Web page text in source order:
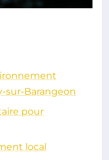
sur-Barangeon
pour
local